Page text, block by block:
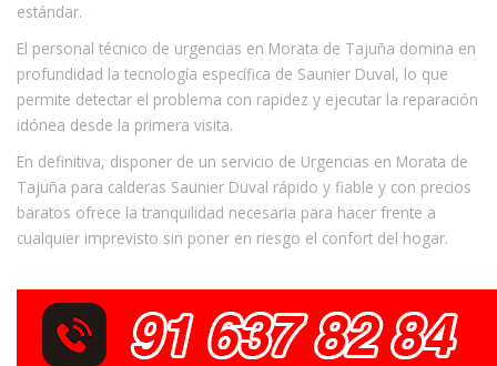
estándar.
El personal técnico de urgencias en Morata de Tajuña domina en
profundidad la tecnología específica de Saunier Duval, lo que
permite detectar el problema con rapidez y ejecutar la reparación
idónea desde la primera visita.
En definitiva, disponer de un servicio de Urgencias en Morata de
Tajuña para calderas Saunier Duval rápido y fiable y con precios
baratos ofrece la tranquilidad necesaria para hacer frente a
cualquier imprevisto sin poner en riesgo el confort del hogar.